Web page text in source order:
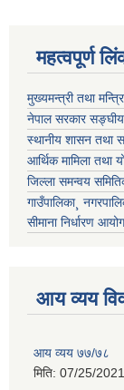
महत्वपूर्ण
मुख्यमन्त्री तथा
नेपाल सरकार सङ्घीय
स्थानीय शासन तथा
आर्थिक मामिला तथा
जिल्ला समन्वय
गाउँपालिका¸
सीमाना निर्धारण आयोग
आय व्यय
आय व्यय ७७/७८
मिति: 07/25/